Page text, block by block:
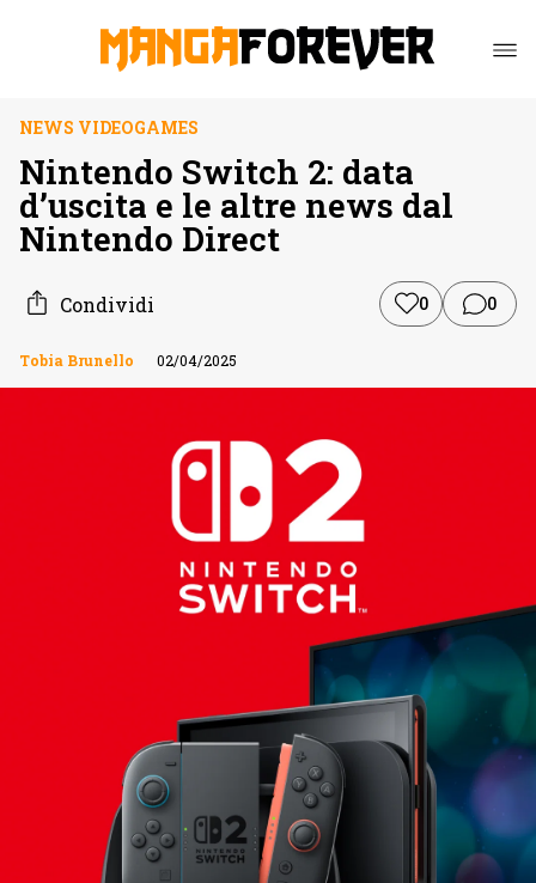
NEWS VIDEOGAMES
Nintendo Switch 2: data
d’uscita e le altre news dal
Nintendo Direct
Condividi 0 0
Tobia Brunello 02/04/2025